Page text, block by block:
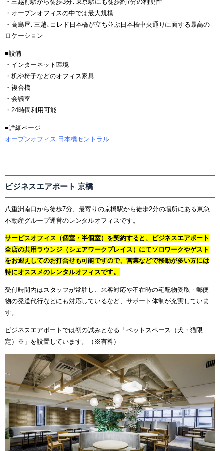
・三越前駅から徒歩3分､東京駅にも徒歩約7分の利便性
・オープンオフィスの中では最大規模
・高島屋､三越､コレド日本橋が立ち並ぶ日本橋中央通りに面する最高の
ロケーション
■設備
・インターネット環境
・机や椅子などのオフィス家具
・複合機
・会議室
・24時間利用可能
■詳細ページ
オープンオフィス 日本橋セントラル
ビジネスエアポート 京橋
八重洲南口から徒歩7分、最寄りの京橋駅から徒歩2分の場所にある東急
不動産グループ運営のレンタルオフィスです。
サービスオフィス（個室・半個室）を契約すると、ビジネスエアポート
全店の共用ラウンジ（シェアワークプレイス）にてソロワークやゲスト
をお迎えしてのお打合せも可能ですので、営業などで移動が多い方には
特にオススメのレンタルオフィスです。
受付時間内はスタッフが常駐し、来客対応や不在時の宅配物受取・郵便
物の発送代行などにも対応しているなど、サポート体制が充実していま
す。
ビジネスエアポートでは初の試みとなる「ペットスペース（犬・猫限
定）※」を設置しています。（※有料）